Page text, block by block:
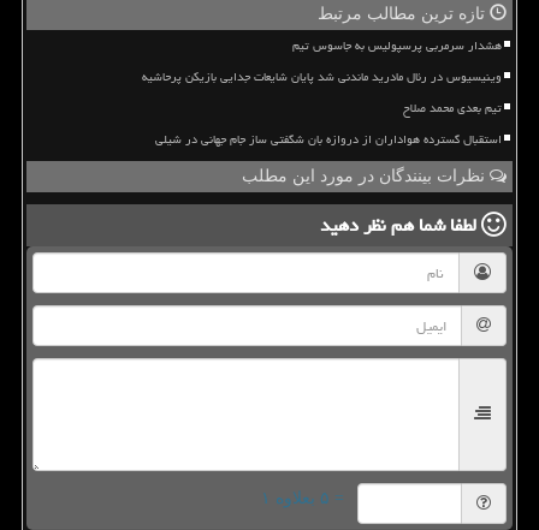
تازه ترین مطالب مرتبط
هشدار سرمربی پرسپولیس به جاسوس تیم
وینیسیوس در رئال مادرید ماندنی شد پایان شایعات جدایی بازیکن پرحاشیه
تیم بعدی محمد صلاح
استقبال گسترده هواداران از دروازه بان شگفتی ساز جام جهانی در شیلی
نظرات بینندگان در مورد این مطلب
لطفا شما همنظر دهید
= ۵ بعلاوه ۱